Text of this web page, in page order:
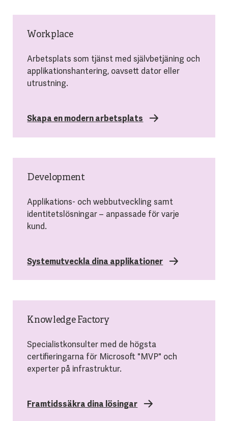
Workplace
Arbetsplats som tjänst med självbetjäning och
applikationshantering, oavsett dator eller
utrustning.
Skapa en modern arbetsplats
Development
Applikations- och webbutveckling samt
identitetslösningar – anpassade för varje
kund.
Systemutveckla dina applikationer
Knowledge Factory
Specialistkonsulter med de högsta
certifieringarna för Microsoft "MVP" och
experter på infrastruktur.
Framtidssäkra dina lösingar